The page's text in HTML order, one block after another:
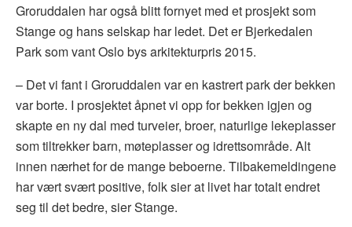
Groruddalen har også blitt fornyet med et prosjekt som
Stange og hans selskap har ledet. Det er Bjerkedalen
Park som vant Oslo bys arkitekturpris 2015.
– Det vi fant i Groruddalen var en kastrert park der bekken
var borte. I prosjektet åpnet vi opp for bekken igjen og
skapte en ny dal med turveier, broer, naturlige lekeplasser
som tiltrekker barn, møteplasser og idrettsområde. Alt
innen nærhet for de mange beboerne. Tilbakemeldingene
har vært svært positive, folk sier at livet har totalt endret
seg til det bedre, sier Stange.